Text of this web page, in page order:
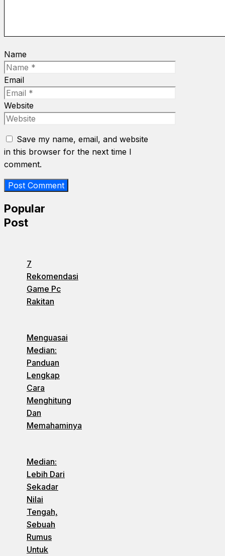
Name
Email
Website
Save my name, email, and website
in this browser for the next time I
comment.
Popular
Post
7
Rekomendasi
Game Pc
Rakitan
Menguasai
Median:
Panduan
Lengkap
Cara
Menghitung
Dan
Memahaminya
Median:
Lebih Dari
Sekadar
Nilai
Tengah,
Sebuah
Rumus
Untuk